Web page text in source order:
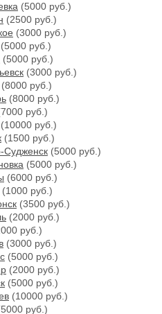
(5000 руб.)
(2500 руб.)
(3000 руб.)
(5000 руб.)
(5000 руб.)
(3000 руб.)
(8000 руб.)
(8000 руб.)
руб.)
(10000 руб.)
(1500 руб.)
Судженск (5000 руб.)
(5000 руб.)
(6000 руб.)
(1000 руб.)
(3500 руб.)
(2000 руб.)
руб.)
(3000 руб.)
(5000 руб.)
(2000 руб.)
(5000 руб.)
(10000 руб.)
руб.)